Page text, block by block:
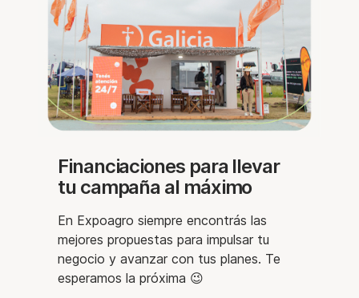
Financiaciones para llevar
tu campaña al máximo
En Expoagro siempre encontrás las
mejores propuestas para impulsar tu
negocio y avanzar con tus planes. Te
esperamos la próxima 😉